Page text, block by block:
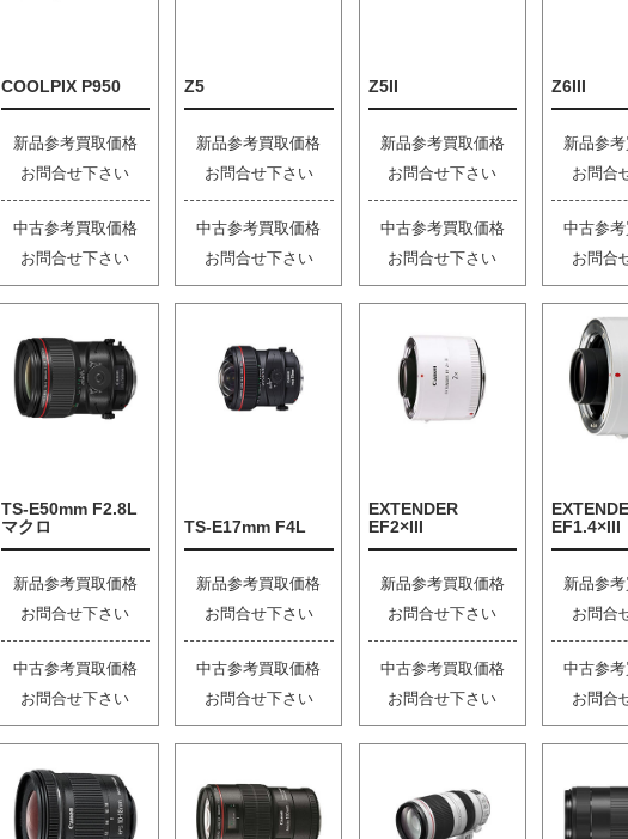
COOLPIX P950
新品参考買取価格
お問合せ下さい
中古参考買取価格
お問合せ下さい
Z5
新品参考買取価格
お問合せ下さい
中古参考買取価格
お問合せ下さい
Z5II
新品参考買取価格
お問合せ下さい
中古参考買取価格
お問合せ下さい
Z6III
新品参
お問合
中古参
お問合
TS-E50mm F2.8L
マクロ
新品参考買取価格
お問合せ下さい
中古参考買取価格
お問合せ下さい
TS-E17mm F4L
新品参考買取価格
お問合せ下さい
中古参考買取価格
お問合せ下さい
EXTENDER
EF2×III
新品参考買取価格
お問合せ下さい
中古参考買取価格
お問合せ下さい
EF1.4×III
新品参
お問合
中古参
お問合